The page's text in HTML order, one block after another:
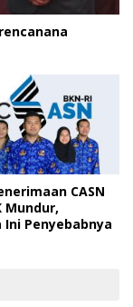
CASN
Mundur,
Penyebabnya